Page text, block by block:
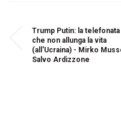
Trump Putin: la telefonata
che non allunga la vita
(all'Ucraina) - Mirko
Salvo Ardizzone